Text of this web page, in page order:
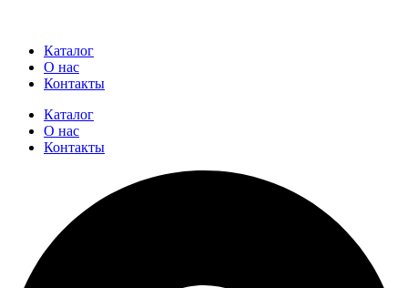
Каталог
О нас
Контакты
Каталог
О нас
Контакты